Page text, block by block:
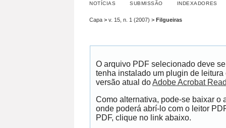
NOTÍCIAS
SUBMISSÃO INDEXADORES
Capa > v. 15, n. 1 (2007) > Filgueiras
O arquivo PDF selecionado deve
tenha instalado um plugin de
versão atual doAdobe Acrobat
Como alternativa, pode-se baixar o
onde poderá abrí-lo com o leitor
PDF, clique no link abaixo.